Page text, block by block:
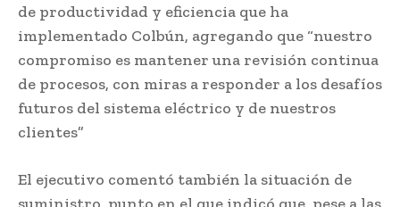
de productividad y eficiencia que ha
implementado Colbún, agregando que “nuestro
compromiso es mantener una revisión continua
de procesos, con miras a responder a los desafíos
futuros del sistema eléctrico y de nuestros
clientes”
El ejecutivo comentó también la situación de